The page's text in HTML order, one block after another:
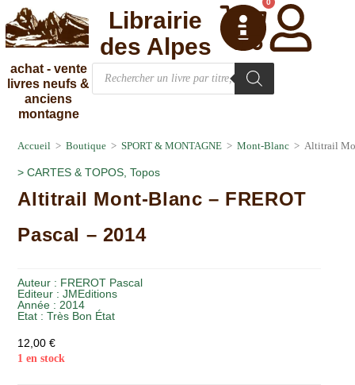
achat - vente
livres neufs &
anciens
montagne
0
Librairie
des Alpes
Accueil > Boutique > SPORT & MONTAGNE > Mont-Blanc > Altitrail
>CARTES & TOPOS,Topos
Altitrail Mont-Blanc – FREROT
Pascal – 2014
Auteur : FREROT Pascal
Editeur :JMEditions
Année :2014
Etat :Très Bon État
12,00€
1 en stock